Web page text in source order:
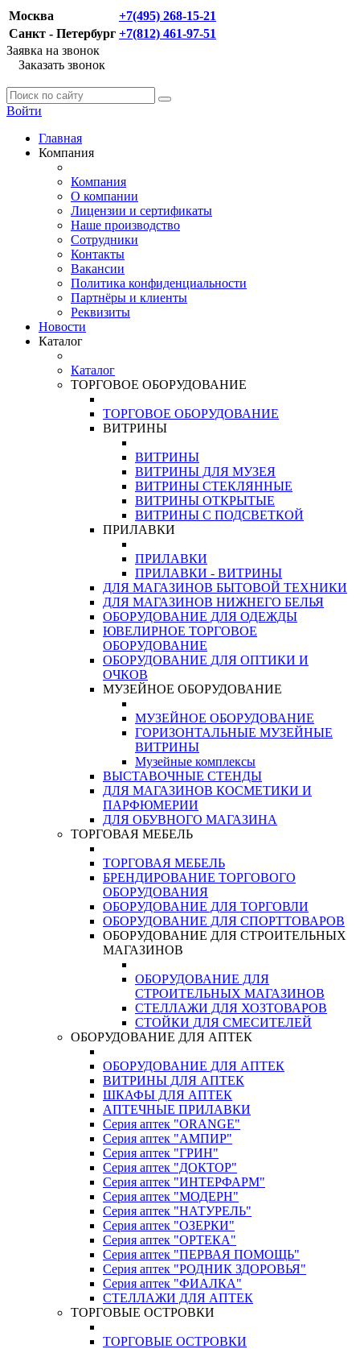
Москва
+7(495) 268-15-21
Санкт - Петербург +7(812) 461-97-51
Заявка на звонок
Заказать звонок
Войти
Главная
Компания
Компания
О компании
Лицензии и сертификаты
Наше производство
Сотрудники
Контакты
Вакансии
Политика конфиденциальности
Партнёры и клиенты
Реквизиты
Новости
Каталог
Каталог
ТОРГОВОЕ ОБОРУДОВАНИЕ
ТОРГОВОЕ ОБОРУДОВАНИЕ
ВИТРИНЫ
ВИТРИНЫ
ВИТРИНЫ ДЛЯ МУЗЕЯ
ВИТРИНЫ СТЕКЛЯННЫЕ
ВИТРИНЫ ОТКРЫТЫЕ
ВИТРИНЫ С ПОДСВЕТКОЙ
ПРИЛАВКИ
ПРИЛАВКИ
ПРИЛАВКИ - ВИТРИНЫ
ДЛЯ МАГАЗИНОВ БЫТОВОЙ ТЕХНИКИ
ДЛЯ МАГАЗИНОВ НИЖНЕГО БЕЛЬЯ
ОБОРУДОВАНИЕ ДЛЯ ОДЕЖДЫ
ЮВЕЛИРНОЕ ТОРГОВОЕ
ОБОРУДОВАНИЕ
ОБОРУДОВАНИЕ ДЛЯ ОПТИКИ И
ОЧКОВ
МУЗЕЙНОЕ ОБОРУДОВАНИЕ
МУЗЕЙНОЕ ОБОРУДОВАНИЕ
ГОРИЗОНТАЛЬНЫЕ МУЗЕЙНЫЕ
ВИТРИНЫ
Музейные комплексы
ВЫСТАВОЧНЫЕ СТЕНДЫ
ДЛЯ МАГАЗИНОВ КОСМЕТИКИ И
ПАРФЮМЕРИИ
ДЛЯ ОБУВНОГО МАГАЗИНА
ТОРГОВАЯ МЕБЕЛЬ
ТОРГОВАЯ МЕБЕЛЬ
БРЕНДИРОВАНИЕ ТОРГОВОГО
ОБОРУДОВАНИЯ
ОБОРУДОВАНИЕ ДЛЯ ТОРГОВЛИ
ОБОРУДОВАНИЕ ДЛЯ СПОРТТОВАРОВ
ОБОРУДОВАНИЕ ДЛЯ СТРОИТЕЛЬНЫХ
МАГАЗИНОВ
ОБОРУДОВАНИЕ ДЛЯ
СТРОИТЕЛЬНЫХ МАГАЗИНОВ
СТЕЛЛАЖИ ДЛЯ ХОЗТОВАРОВ
СТОЙКИ ДЛЯ СМЕСИТЕЛЕЙ
ОБОРУДОВАНИЕ ДЛЯ АПТЕК
ОБОРУДОВАНИЕ ДЛЯ АПТЕК
ВИТРИНЫ ДЛЯ АПТЕК
ШКАФЫ ДЛЯ АПТЕК
АПТЕЧНЫЕ ПРИЛАВКИ
Серия аптек "ORANGE"
Серия аптек "АМПИР"
Серия аптек "ГРИН"
Серия аптек "ДОКТОР"
Серия аптек "ИНТЕРФАРМ"
Серия аптек "МОДЕРН"
Серия аптек "НАТУРЕЛЬ"
Серия аптек "ОЗЕРКИ"
Серия аптек "ОРТЕКА"
Серия аптек "ПЕРВАЯ ПОМОЩЬ"
Серия аптек "РОДНИК ЗДОРОВЬЯ"
Серия аптек "ФИАЛКА"
СТЕЛЛАЖИ ДЛЯ АПТЕК
ТОРГОВЫЕ ОСТРОВКИ
ТОРГОВЫЕ ОСТРОВКИ